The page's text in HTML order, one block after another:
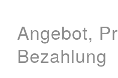
Angebot,
Bezahlung